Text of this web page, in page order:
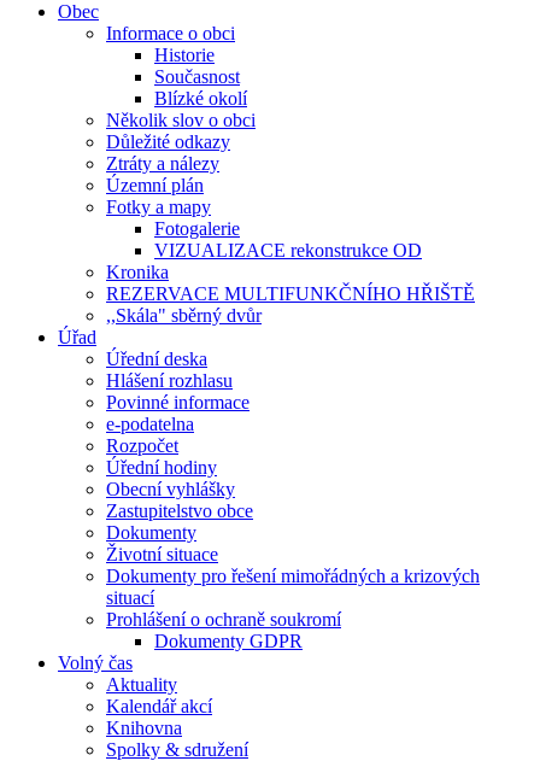
Obec
Informace o obci
Historie
Současnost
Blízké okolí
Několik slov o obci
Důležité odkazy
Ztráty a nálezy
Územní plán
Fotky a mapy
Fotogalerie
VIZUALIZACE rekonstrukce OD
Kronika
REZERVACE MULTIFUNKČNÍHO HŘIŠTĚ
,,Skála" sběrný dvůr
Úřad
Úřední deska
Hlášení rozhlasu
Povinné informace
e-podatelna
Rozpočet
Úřední hodiny
Obecní vyhlášky
Zastupitelstvo obce
Dokumenty
Životní situace
Dokumenty pro řešení mimořádných a krizových
situací
Prohlášení o ochraně soukromí
Dokumenty GDPR
Volný čas
Aktuality
Kalendář akcí
Knihovna
Spolky & sdružení